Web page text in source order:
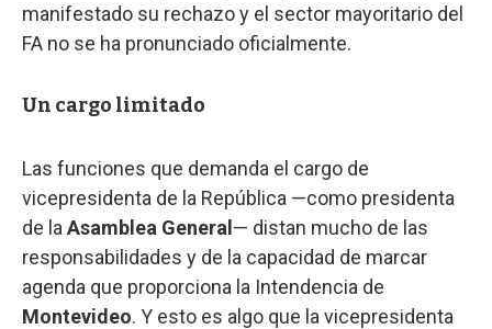
manifestado su rechazo y el sector mayoritario del
FA no se ha pronunciado oficialmente.
Un cargo limitado
Las funciones que demanda el cargo de
vicepresidenta de la República —como presidenta
de la Asamblea General — distan mucho de las
responsabilidades y de la capacidad de marcar
agenda que proporciona la Intendencia de
Montevideo. Y esto es algo que la vicepresidenta